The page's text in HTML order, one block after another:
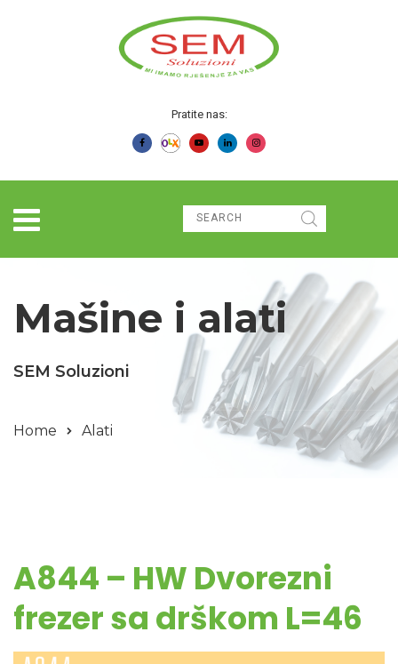
Pratite nas:
Mašine i alati
SEM Soluzioni
Home Alati
A844 – HW Dvorezni
frezer sa drškom L=46